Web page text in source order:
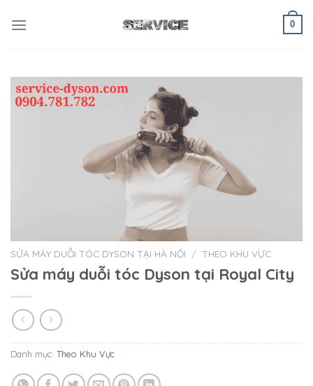
0
SỬA MÁY DUỖI TÓC DYSON TẠI HÀ NỘI / THEO KHU VỰC
Sửa máy duỗi tóc Dyson tại Royal City
Danh mục: Theo Khu Vực